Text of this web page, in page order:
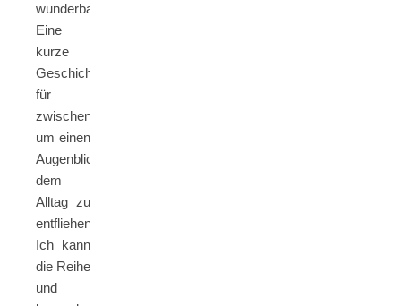
wunderbar.
Eine
kurze
Geschichte
für
zwischendurch,
um einen
Augenblick
dem
Alltag zu
entfliehen!
Ich kann
die Reihe
und